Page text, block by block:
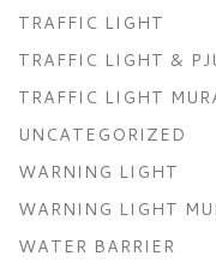
TRAFFIC LIGHT
TRAFFIC LIGHT &
TRAFFIC LIGHT
UNCATEGORIZED
WARNING LIGHT
WARNING LIGHT
WATER BARRIER